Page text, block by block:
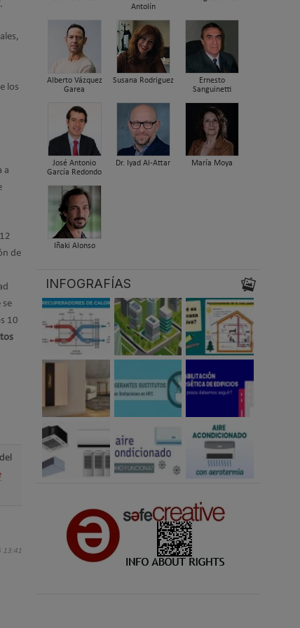
los
a
de
se
10
13:41
Antolín
Alberto Vázquez
Garea
Susana Rodriguez
Ernesto
Sanguinetti
José Antonio
García Redondo
Dr. Iyad Al-Attar María Moya
Iñaki Alonso
INFOGRAFÍAS